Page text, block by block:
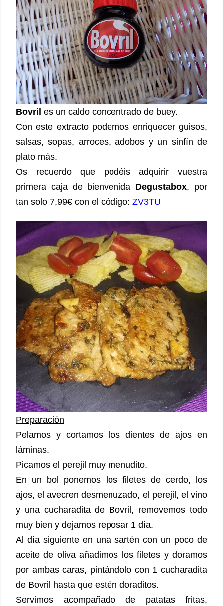
Bovril es un caldo concentrado de buey.
Con este extracto podemos enriquecer guisos,
salsas, sopas, arroces, adobos y un sinfín de
plato más.
Os recuerdo que podéis adquirir vuestra
primera caja de bienvenida Degustabox, por
tan solo 7,99€ con el código: ZV3TU
Preparación
Pelamos y cortamos los dientes de ajos en
láminas.
Picamos el perejil muy menudito.
En un bol ponemos los filetes de cerdo, los
ajos, el avecren desmenuzado, el perejil, el vino
y una cucharadita de Bovril, removemos todo
muy bien y dejamos reposar 1 día.
Al día siguiente en una sartén con un poco de
aceite de oliva añadimos los filetes y doramos
por ambas caras, pintándolo con 1 cucharadita
de Bovril hasta que estén doraditos.
Servimos acompañado de patatas fritas,